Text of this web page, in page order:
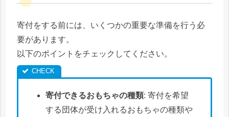
寄付をする前には、いくつかの重要な準備を行う必
要があります。
以下のポイントをチェックしてください。
寄付できるおもちゃの種類: 寄付を希望
する団体が受け入れるおもちゃの種類や